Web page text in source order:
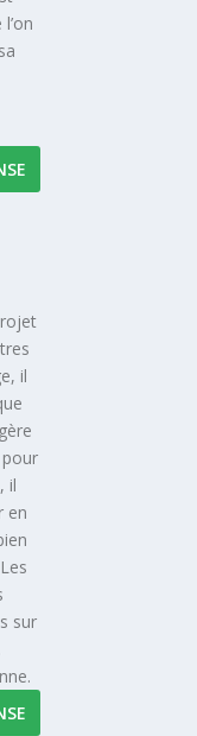
il
il
en
sur